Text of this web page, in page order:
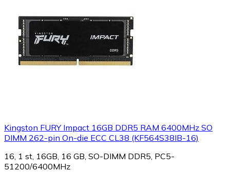
Kingston FURY Impact 16GB DDR5 RAM 6400MHz SO
DIMM 262-pin On-die ECC CL38 (KF564S38IB-16)
16, 1 st, 16GB, 16 GB, SO-DIMM DDR5, PC5-
51200/6400MHz